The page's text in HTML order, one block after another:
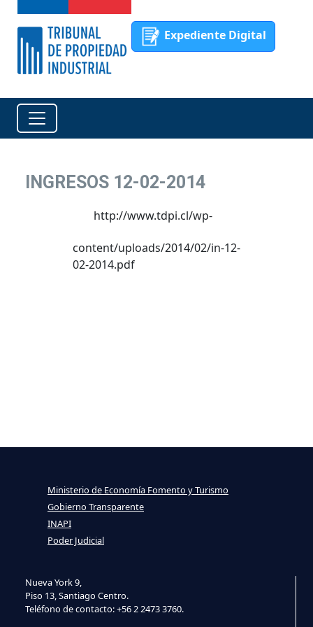
Expediente Digital
INGRESOS 12-02-2014
http://www.tdpi.cl/wp-
content/uploads/2014/02/in-12-
02-2014.pdf
Nueva York 9,
Piso 13, Santiago Centro.
Teléfono de contacto: +56 2 2473 3760.
Ministerio de Economía Fomento y Turismo
Gobierno Transparente
INAPI
Poder Judicial